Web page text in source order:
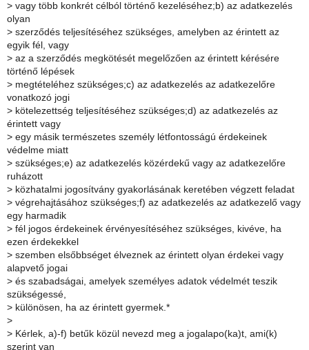
> vagy több konkrét célból történő kezeléséhez;b) az adatkezelés
olyan
> szerződés teljesítéséhez szükséges, amelyben az érintett az
egyik fél, vagy
> az a szerződés megkötését megelőzően az érintett kérésére
történő lépések
> megtételéhez szükséges;c) az adatkezelés az adatkezelőre
vonatkozó jogi
> kötelezettség teljesítéséhez szükséges;d) az adatkezelés az
érintett vagy
> egy másik természetes személy létfontosságú érdekeinek
védelme miatt
> szükséges;e) az adatkezelés közérdekű vagy az adatkezelőre
ruházott
> közhatalmi jogosítvány gyakorlásának keretében végzett feladat
> végrehajtásához szükséges;f) az adatkezelés az adatkezelő vagy
egy harmadik
> fél jogos érdekeinek érvényesítéséhez szükséges, kivéve, ha
ezen érdekekkel
> szemben elsőbbséget élveznek az érintett olyan érdekei vagy
alapvető jogai
> és szabadságai, amelyek személyes adatok védelmét teszik
szükségessé,
> különösen, ha az érintett gyermek.*
>
> Kérlek, a)-f) betűk közül nevezd meg a jogalapo(ka)t, ami(k)
szerint van